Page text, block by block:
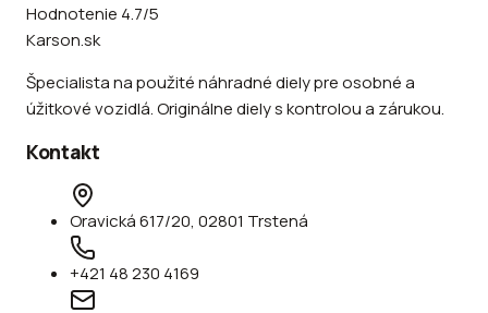
Hodnotenie 4.7/5
Karson.sk
Špecialista na použité náhradné diely pre osobné a
úžitkové vozidlá. Originálne diely s kontrolou a zárukou.
Kontakt
Oravická 617/20, 02801 Trstená
+421 48 230 4169